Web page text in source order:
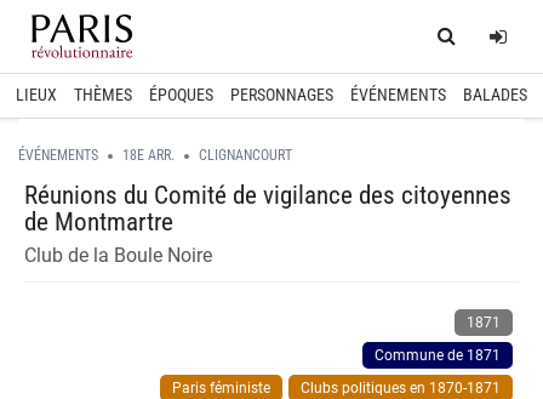
Home
LIEUX THÈMES ÉPOQUES PERSONNAGES ÉVÉNEMENTS BALADES
ÉVÉNEMENTS 18E ARR. CLIGNANCOURT
Réunions du Comité de vigilance des citoyennes
de Montmartre
Club de la Boule Noire
1871
Commune de 1871
Paris féministe
Clubs politiques en 1870-1871